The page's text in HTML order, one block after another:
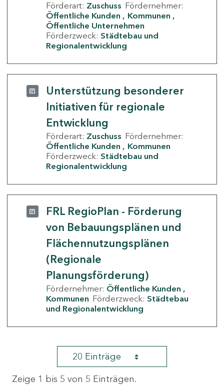
Förderart: Zuschuss Fördernehmer:
Öffentliche Kunden
Kommunen
Öffentliche Unternehmen
Förderzweck: Städtebau und
Regionalentwicklung
Unterstützung besonderer
Initiativen für regionale
Entwicklung
Förderart: Zuschuss Fördernehmer:
Öffentliche Kunden
Kommunen
Förderzweck: Städtebau und
Regionalentwicklung
FRL RegioPlan - Förderung
von Bebauungsplänen und
Flächennutzungsplänen
(Regionale
Planungsförderung)
Fördernehmer: Öffentliche Kunden
Kommunen Förderzweck: Städtebau
und Regionalentwicklung
20 Einträge
Zeige 1 bis 5 von 5 Einträgen.